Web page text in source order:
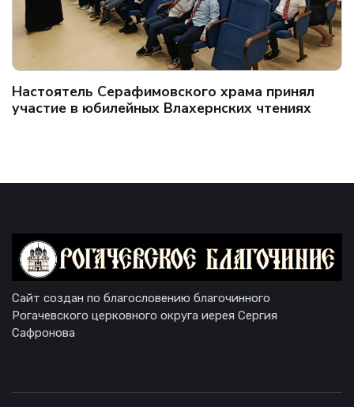
Настоятель Серафимовского храма принял
участие в юбилейных Влахернских чтениях
Сайт создан по благословению благочинного
Рогачевского церковного округа иерея Сергия
Сафронова